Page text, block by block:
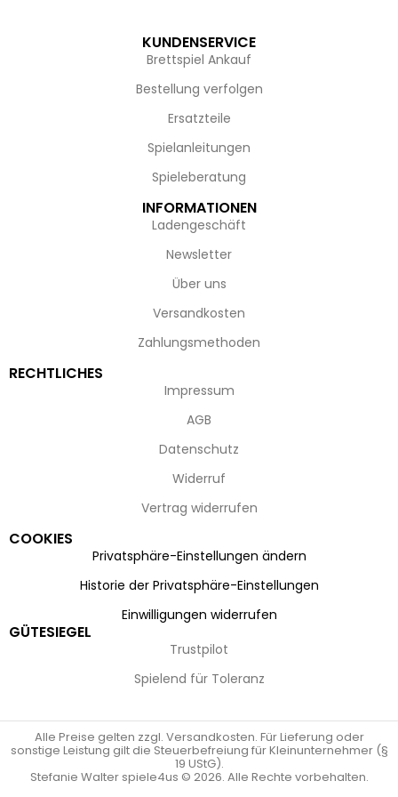
KUNDENSERVICE
Brettspiel Ankauf
Bestellung verfolgen
Ersatzteile
Spielanleitungen
Spieleberatung
INFORMATIONEN
Ladengeschäft
Newsletter
Über uns
Versandkosten
Zahlungsmethoden
RECHTLICHES
Impressum
AGB
Datenschutz
Widerruf
Vertrag widerrufen
COOKIES
Privatsphäre-Einstellungen ändern
Historie der Privatsphäre-Einstellungen
Einwilligungen widerrufen
GÜTESIEGEL
Trustpilot
Spielend für Toleranz
Alle Preise gelten zzgl. Versandkosten. Für Lieferung oder
sonstige Leistung gilt die Steuerbefreiung für Kleinunternehmer (§
19 UStG).
Stefanie Walter spiele4us © 2026. Alle Rechte vorbehalten.